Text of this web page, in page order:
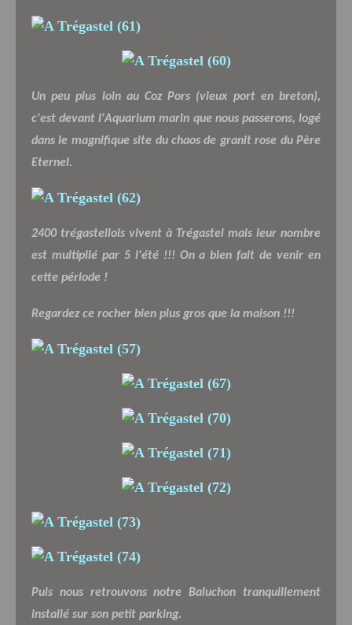
Un peu plus loin au Coz Pors (vieux port en breton),
c'est devant l'Aquarium marin que nous passerons, logé
dans le magnifique site du chaos de granit rose du Père
Eternel.
2400 trégastellois vivent à Trégastel mais leur nombre
est multiplié par 5 l'été !!! On a bien fait de venir en
cette période !
Regardez ce rocher bien plus gros que la maison !!!
Puis nous retrouvons notre Baluchon tranquillement
installé sur son petit parking.